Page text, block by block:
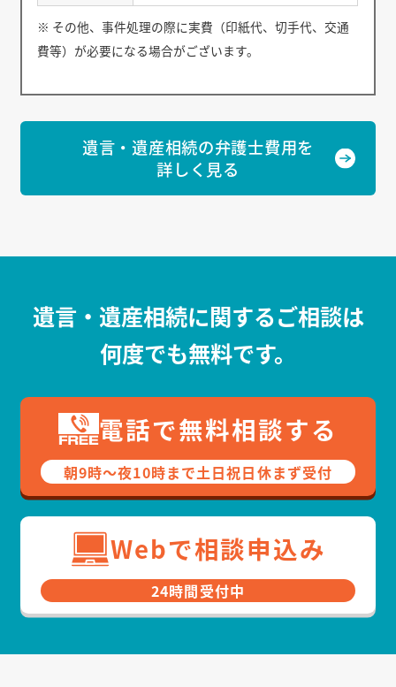
※ その他、事件処理の際に実費（印紙代、切手代、交通
費等）が必要になる場合がございます。
遺言・遺産相続の弁護士費用を
詳しく見る
遺言・遺産相続に関するご相談は
何度でも無料です。
電話で無料相談する
朝9時〜夜10時まで⼟⽇祝⽇休まず受付
Webで相談申込み
24時間受付中